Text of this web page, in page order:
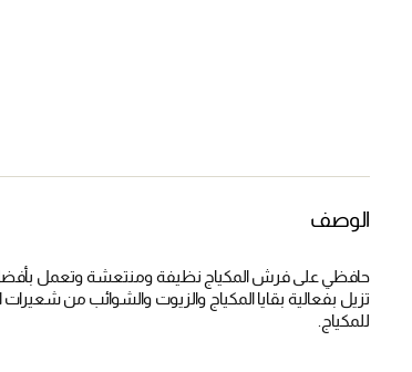
الوصف
تزيل بفعالية بقايا المكياج والزيوت والشوائب من
للمكياج.